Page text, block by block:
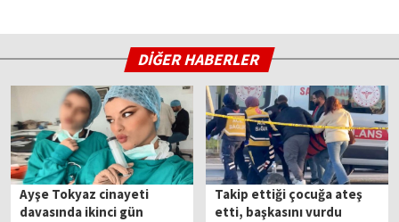
DİĞER HABERLER
Ayşe Tokyaz cinayeti
davasında ikinci gün
Takip ettiği çocuğa ateş
etti, başkasını vurdu